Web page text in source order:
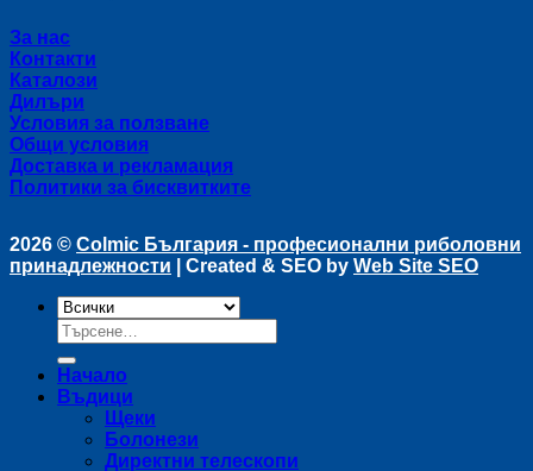
За нас
Контакти
Каталози
Дилъри
Условия за ползване
Общи условия
Доставка и рекламация
Политики за бисквитките
2026 © Colmic България - професионални риболовни
принадлежности | Created & SEO by Web Site SEO
Търсене
за:
Начало
Въдици
Щеки
Болонези
Директни телескопи